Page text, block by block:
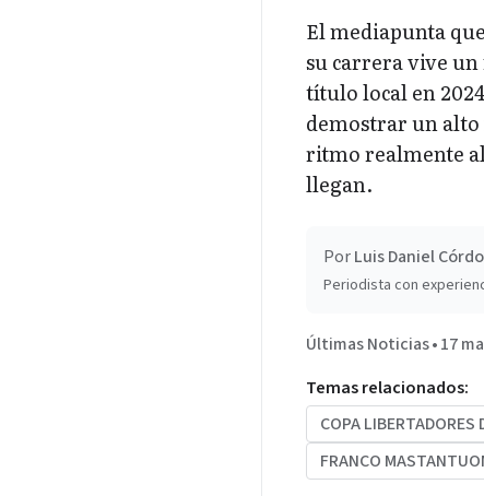
El mediapunta
su carrera vive
título local en
demostrar un alto
ritmo realmente
llegan.
PorLuis Daniel
Periodista con
Últimas Noticias•17
Temas relacionados:
COPA LIBERTADORES
FRANCO